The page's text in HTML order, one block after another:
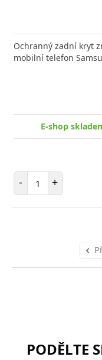
Ochranný zadní kryt
mobilní telefon
E-shop
- Počet položek
+
PODĚLTE